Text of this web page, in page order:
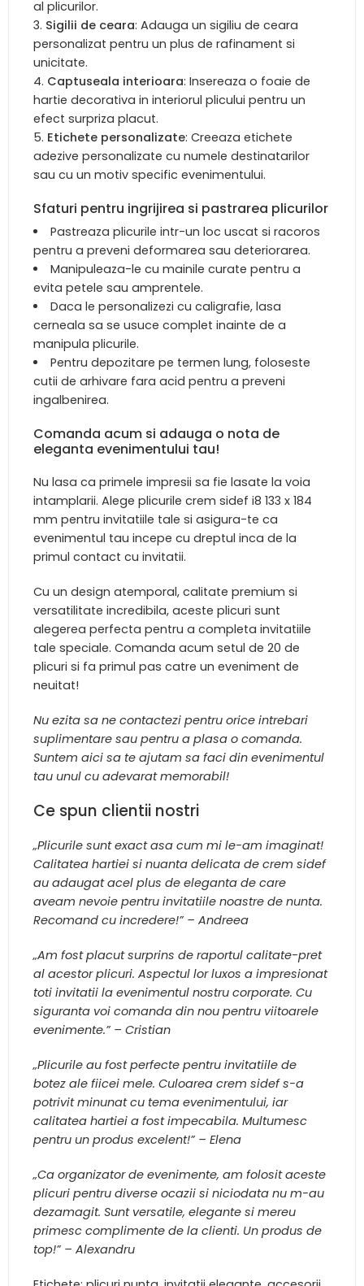
al plicurilor.
Sigilii de ceara: Adauga un sigiliu de ceara
personalizat pentru un plus de rafinament si
unicitate.
Captuseala interioara: Insereaza o foaie de
hartie decorativa in interiorul plicului pentru un
efect surpriza placut.
Etichete personalizate: Creeaza etichete
adezive personalizate cu numele destinatarilor
sau cu un motiv specific evenimentului.
Sfaturi pentru ingrijirea si pastrarea plicurilor
Pastreaza plicurile intr-un loc uscat si racoros
pentru a preveni deformarea sau deteriorarea.
Manipuleaza-le cu mainile curate pentru a
evita petele sau amprentele.
Daca le personalizezi cu caligrafie, lasa
cerneala sa se usuce complet inainte de a
manipula plicurile.
Pentru depozitare pe termen lung, foloseste
cutii de arhivare fara acid pentru a preveni
ingalbenirea.
Comanda acum si adauga o nota de
eleganta evenimentului tau!
Nu lasa ca primele impresii sa fie lasate la voia
intamplarii. Alege plicurile crem sidef i8 133 x 184
mm pentru invitatiile tale si asigura-te ca
evenimentul tau incepe cu dreptul inca de la
primul contact cu invitatii.
Cu un design atemporal, calitate premium si
versatilitate incredibila, aceste plicuri sunt
alegerea perfecta pentru a completa invitatiile
tale speciale. Comanda acum setul de 20 de
plicuri si fa primul pas catre un eveniment de
neuitat!
Nu ezita sa ne contactezi pentru orice intrebari
suplimentare sau pentru a plasa o comanda.
Suntem aici sa te ajutam sa faci din evenimentul
tau unul cu adevarat memorabil!
Ce spun clientii nostri
„Plicurile sunt exact asa cum mi le-am imaginat!
Calitatea hartiei si nuanta delicata de crem sidef
au adaugat acel plus de eleganta de care
aveam nevoie pentru invitatiile noastre de nunta.
Recomand cu incredere!” – Andreea
„Am fost placut surprins de raportul calitate-pret
al acestor plicuri. Aspectul lor luxos a impresionat
toti invitatii la evenimentul nostru corporate. Cu
siguranta voi comanda din nou pentru viitoarele
evenimente.” – Cristian
„Plicurile au fost perfecte pentru invitatiile de
botez ale fiicei mele. Culoarea crem sidef s-a
potrivit minunat cu tema evenimentului, iar
calitatea hartiei a fost impecabila. Multumesc
pentru un produs excelent!” – Elena
„Ca organizator de evenimente, am folosit aceste
plicuri pentru diverse ocazii si niciodata nu m-au
dezamagit. Sunt versatile, elegante si mereu
primesc complimente de la clienti. Un produs de
top!” – Alexandru